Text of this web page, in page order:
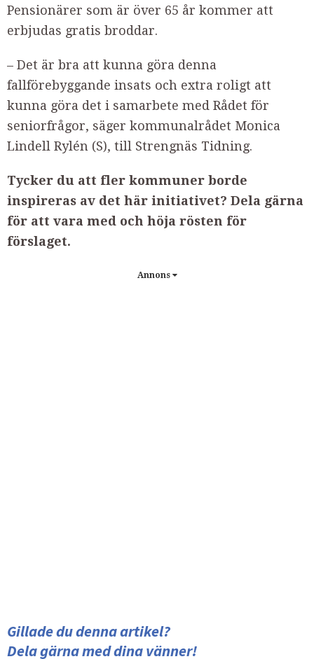
Pensionärer som är över 65 år kommer att
erbjudas gratis broddar.
– Det är bra att kunna göra denna
fallförebyggande insats och extra roligt att
kunna göra det i samarbete med Rådet för
seniorfrågor, säger kommunalrådet Monica
Lindell Rylén (S), till Strengnäs Tidning.
Tycker du att fler kommuner borde
inspireras av det här initiativet? Dela gärna
för att vara med och höja rösten för
förslaget.
Annons
Gillade du denna artikel?
Dela gärna med dina vänner!